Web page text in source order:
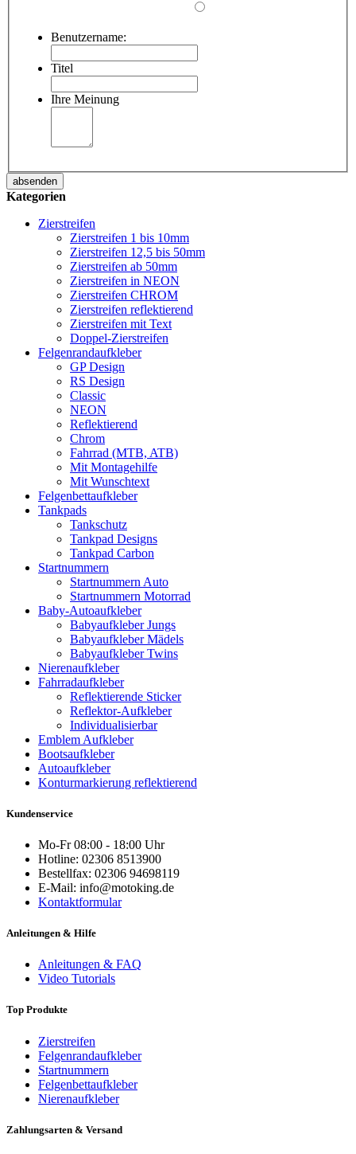
Benutzername:
Titel
Ihre Meinung
absenden
Kategorien
Zierstreifen
Zierstreifen 1 bis 10mm
Zierstreifen 12,5 bis 50mm
Zierstreifen ab 50mm
Zierstreifen in NEON
Zierstreifen CHROM
Zierstreifen reflektierend
Zierstreifen mit Text
Doppel-Zierstreifen
Felgenrandaufkleber
GP Design
RS Design
Classic
NEON
Reflektierend
Chrom
Fahrrad (MTB, ATB)
Mit Montagehilfe
Mit Wunschtext
Felgenbettaufkleber
Tankpads
Tankschutz
Tankpad Designs
Tankpad Carbon
Startnummern
Startnummern Auto
Startnummern Motorrad
Baby-Autoaufkleber
Babyaufkleber Jungs
Babyaufkleber Mädels
Babyaufkleber Twins
Nierenaufkleber
Fahrradaufkleber
Reflektierende Sticker
Reflektor-Aufkleber
Individualisierbar
Emblem Aufkleber
Bootsaufkleber
Autoaufkleber
Konturmarkierung reflektierend
Kundenservice
Mo-Fr 08:00 - 18:00 Uhr
Hotline: 02306 8513900
Bestellfax: 02306 94698119
E-Mail: info@motoking.de
Kontaktformular
Anleitungen & Hilfe
Anleitungen & FAQ
Video Tutorials
Top Produkte
Zierstreifen
Felgenrandaufkleber
Startnummern
Felgenbettaufkleber
Nierenaufkleber
Zahlungsarten & Versand